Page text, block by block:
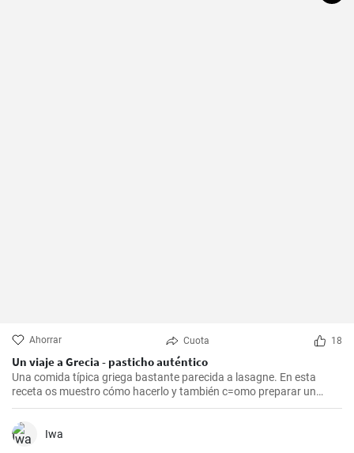
Ahorrar Cuota 18
Un viaje a Grecia - pasticho auténtico
Una comida típica griega bastante parecida a lasagne. En esta
receta os muestro cómo hacerlo y también c=omo preparar un
bechamel auténtico.
Iwa